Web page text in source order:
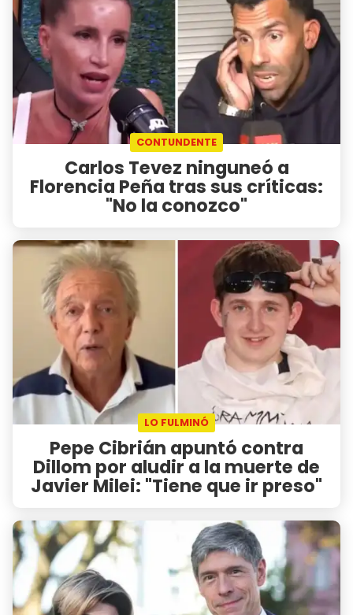
CONTUNDENTE
Carlos Tevez ninguneó a
Florencia Peña tras sus críticas:
"No la conozco"
LO FULMINÓ
Pepe Cibrián apuntó contra
Dillom por aludir a la muerte de
Javier Milei: "Tiene que ir preso"